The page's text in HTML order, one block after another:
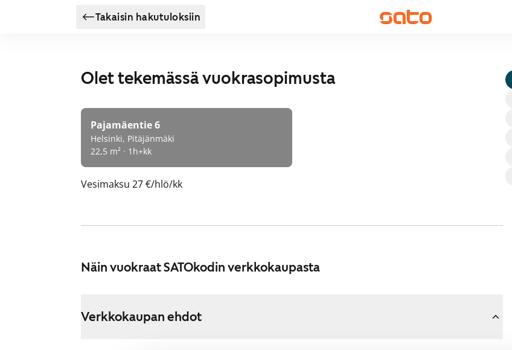
Takaisin hakutuloksiin
Olet tekemässä vuokrasopimusta
Pajamäentie 6
Helsinki, Pitäjänmäki
22,5 m² · 1h+kk
Vesimaksu 27 €/hlö/kk
Näin vuokraat SATOkodin verkkokaupasta
Verkkokaupan ehdot